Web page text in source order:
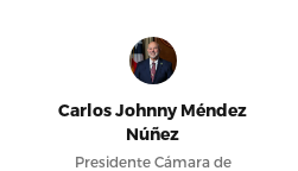
Carlos Johnny Méndez
Núñez
Presidente Cámara de